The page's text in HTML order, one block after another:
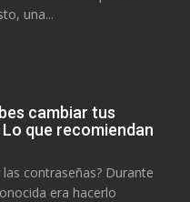
una...
cambiar tus
que recomiendan
contraseñas? Durante
era hacerlo